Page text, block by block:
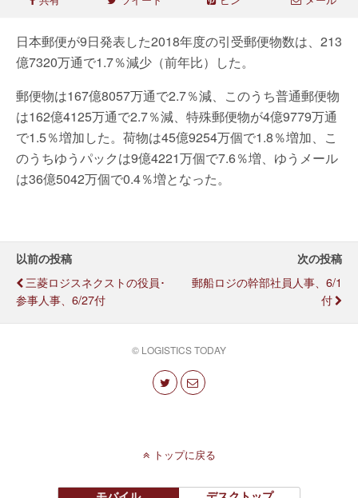
日本郵便が9日発表した2018年度の引受郵便物数は、213
億7320万通で1.7％減少（前年比）した。
郵便物は167億8057万通で2.7％減、このうち普通郵便物
は162億4125万通で2.7％減、特殊郵便物が4億9779万通
で1.5％増加した。荷物は45億9254万個で1.8％増加、こ
のうちゆうパックは9億4221万個で7.6％増、ゆうメール
は36億5042万個で0.4％増となった。
以前の投稿
三菱ロジスネクストの役員･
参事人事、6/27付
次の投稿
郵船ロジの幹部社員人事、6/1
付
© LOGISTICS TODAY
トップに戻る